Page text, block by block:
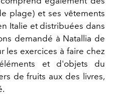
plage) et ses vêtements
Italie et distribuées dans
demandé à Natallia de
les exercices à faire chez
et d'objets du
de fruits aux des livres,